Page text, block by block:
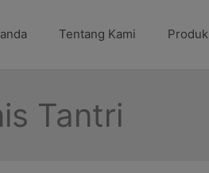
Tentang Kami Produk
Tantri